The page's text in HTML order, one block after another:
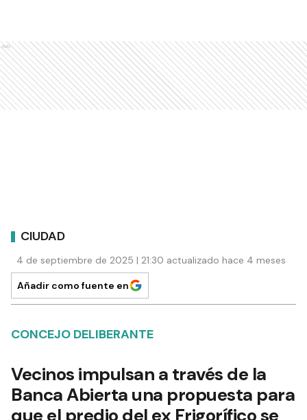
Ads
CIUDAD
4 de septiembre de 2025 | 21:30 actualizado hace 4 meses
Añadir como fuente en
CONCEJO DELIBERANTE
Vecinos impulsan a través de la
Banca Abierta una propuesta para